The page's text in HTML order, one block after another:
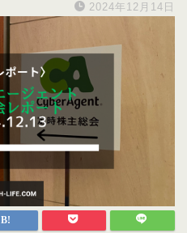
2024年12月14日